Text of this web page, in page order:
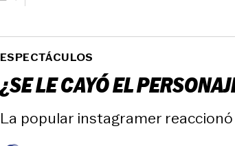
ESPECTÁCULOS
¿SE LE CAYÓ EL
La popular instagramer